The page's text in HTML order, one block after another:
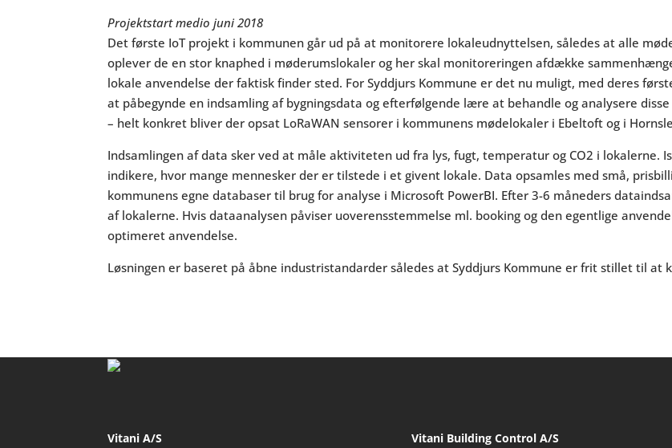
​Projektstart medio juni 2018
Det første IoT projekt i kommunen går ud på at monitorere lokaleudnyttelsen, således at alle
oplever de en stor knaphed i møderumslokaler og her skal monitoreringen afdække
lokale anvendelse der faktisk finder sted. For Syddjurs Kommune er det nu muligt, med deres
at påbegynde en indsamling af bygningsdata og efterfølgende lære at behandle og analysere
– helt konkret bliver der opsat LoRaWAN sensorer i kommunens mødelokaler i Ebeltoft og i
Indsamlingen af data sker ved at måle aktiviteten ud fra lys, fugt, temperatur og CO2 i lokalerne.
indikere, hvor mange mennesker der er tilstede i et givent lokale. Data opsamles med små,
kommunens egne databaser til brug for analyse i Microsoft PowerBI. Efter 3-6 måneders
af lokalerne. Hvis dataanalysen påviser uoverensstemmelse ml. booking og den egentlige
optimeret anvendelse.
Løsningen er baseret på åbne industristandarder således at Syddjurs Kommune er frit stillet til
Vitani A/S
Vitani Building Control A/S